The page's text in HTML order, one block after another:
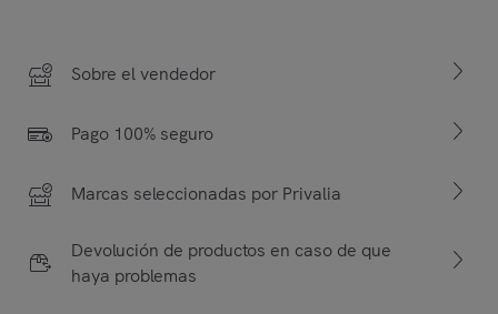
Sobre el vendedor
Pago 100% seguro
Marcas seleccionadas por Privalia
Devolución de productos en caso de que
haya problemas